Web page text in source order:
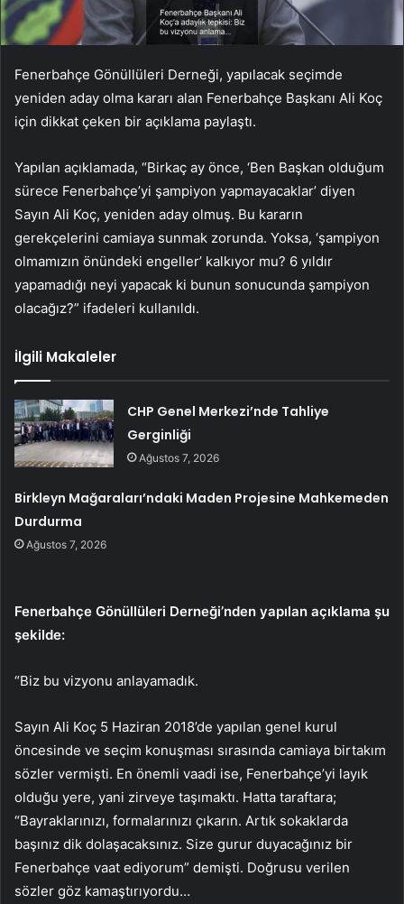
Fenerbahçe Gönüllüleri Derneği, yapılacak seçimde
yeniden aday olma kararı alan Fenerbahçe Başkanı Ali Koç
için dikkat çeken bir açıklama paylaştı.
Yapılan açıklamada, “Birkaç ay önce, ‘Ben Başkan olduğum
sürece Fenerbahçe’yi şampiyon yapmayacaklar’ diyen
Sayın Ali Koç, yeniden aday olmuş. Bu kararın
gerekçelerini camiaya sunmak zorunda. Yoksa, ‘şampiyon
olmamızın önündeki engeller’ kalkıyor mu? 6 yıldır
yapamadığı neyi yapacak ki bunun sonucunda şampiyon
olacağız?” ifadeleri kullanıldı.
İlgili Makaleler
CHP Genel Merkezi’nde Tahliye
Gerginliği
Ağustos 7, 2026
Birkleyn Mağaraları’ndaki Maden Projesine Mahkemeden
Durdurma
Ağustos 7, 2026
Fenerbahçe Gönüllüleri Derneği’nden yapılan açıklama şu
şekilde:
“Biz bu vizyonu anlayamadık.
Sayın Ali Koç 5 Haziran 2018’de yapılan genel kurul
öncesinde ve seçim konuşması sırasında camiaya birtakım
sözler vermişti. En önemli vaadi ise, Fenerbahçe’yi layık
olduğu yere, yani zirveye taşımaktı. Hatta taraftara;
“Bayraklarınızı, formalarınızı çıkarın. Artık sokaklarda
başınız dik dolaşacaksınız. Size gurur duyacağınız bir
Fenerbahçe vaat ediyorum” demişti. Doğrusu verilen
sözler göz kamaştırıyordu…